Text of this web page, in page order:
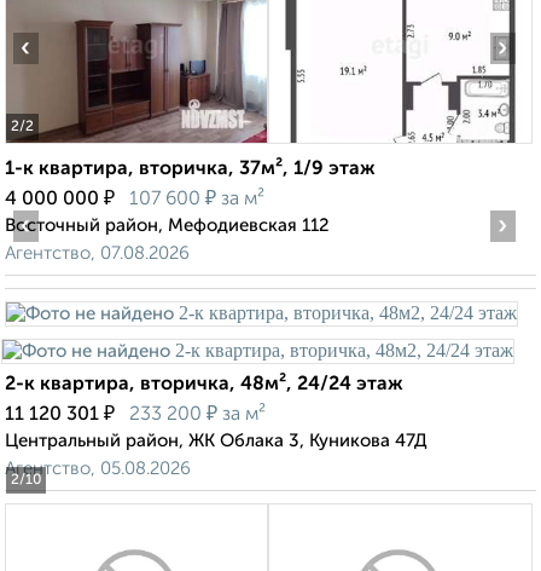
2/2
‹ ›
1-к квартира, вторичка, 37м², 1/9 этаж
4 000 000 ₽ 107 600 ₽ за м²
Восточный район, Мефодиевская 112
Агентство, 07.08.2026
2/10
‹ ›
2-к квартира, вторичка, 48м², 24/24 этаж
11 120 301 ₽ 233 200 ₽ за м²
Центральный район, ЖК Облака 3, Куникова 47Д
Агентство, 05.08.2026